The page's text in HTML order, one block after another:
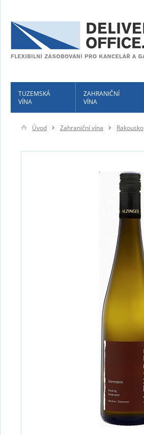
TUZEMSKÁ
VÍNA
ZAHRANIČNÍ
VÍNA
Úvod Zahraniční vína Rakousko